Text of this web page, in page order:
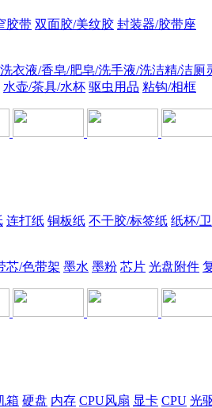
胶带 双面胶/美纹胶 封装器/胶带座
衣液/香皂/肥皂/洗手液/洗洁精/洁厕
水壶/茶具/水杯 驱虫用品 粘钩/相框
连打纸 铜板纸 不干胶/标签纸 纸杯/
芯/色带架 墨水 墨粉 芯片 光盘附件
箱 硬盘 内存 CPU风扇 显卡 CPU 光